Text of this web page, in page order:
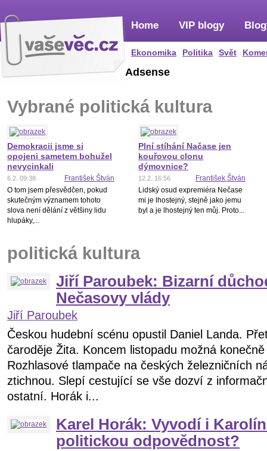
Home
Ekonomika Politika Svět
VIP blogy
Adsense
Vybrané politická kultura
Demokracii jsme si
opojeni sametem bohužel
nevycinkali
6.2. 09:38
František Štván
O tom jsem přesvědčen, pokud
skutečným významem tohoto
slova není dělání z většiny lidu
hlupáky,...
Plní stíhání Načase jen
kouřovou clonu
dýmovnice?
12.2. 16:56
František Štván
Lidský osud expremiéra Nečase
mi je lhostejný, stejně jako jemu
byl a je lhostejný ten můj. Proto...
politická kultura
Jiří Paroubek: Bizarní
Nečasovy vlády
Jiří Paroubek
Českou hudební scénu opustil Daniel Landa.
čaroděje Žita. Koncem listopadu možná
Rozhlasové tlampače na českých železničních
ztichnou. Slepí cestující se vše dozví z
ostatní. Horák i...
Karel Horák: Vyvodí i
politickou odpovědnost?